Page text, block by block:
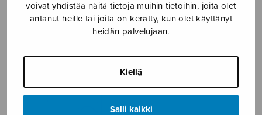
voivat yhdistää näitä tietoja muihin tietoihin, joita olet
antanut heille tai joita on kerätty, kun olet käyttänyt
heidän palvelujaan.
Kiellä
Salli kaikki
21.8.2019